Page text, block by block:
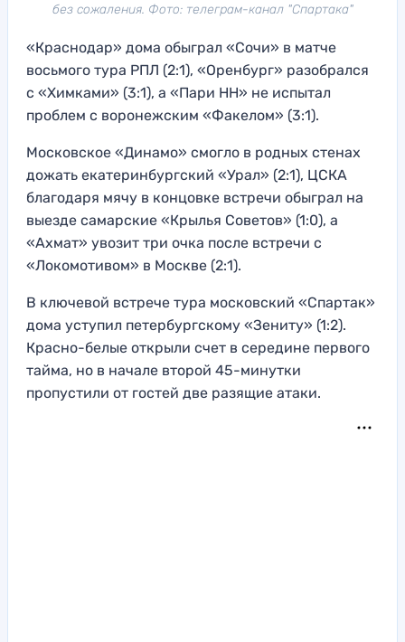
без сожаления. Фото: телеграм-канал "Спартака"
«Краснодар» дома обыграл «Сочи» в матче
восьмого тура РПЛ (2:1), «Оренбург» разобрался
с «Химками» (3:1), а «Пари НН» не испытал
проблем с воронежским «Факелом» (3:1).
Московское «Динамо» смогло в родных стенах
дожать екатеринбургский «Урал» (2:1), ЦСКА
благодаря мячу в концовке встречи обыграл на
выезде самарские «Крылья Советов» (1:0), а
«Ахмат» увозит три очка после встречи с
«Локомотивом» в Москве (2:1).
В ключевой встрече тура московский «Спартак»
дома уступил петербургскому «Зениту» (1:2).
Красно-белые открыли счет в середине первого
тайма, но в начале второй 45-минутки
пропустили от гостей две разящие атаки.